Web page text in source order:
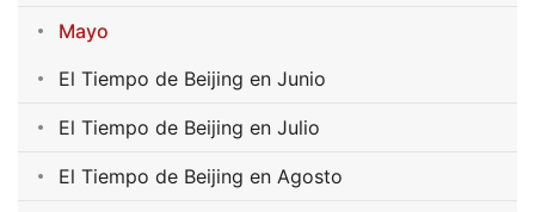
Mayo
El Tiempo de Beijing en Junio
El Tiempo de Beijing en Julio
El Tiempo de Beijing en Agosto